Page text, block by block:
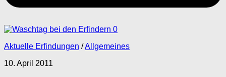
0
Aktuelle Erfindungen /Allgemeines
10. April 2011